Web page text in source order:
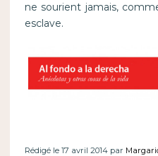
ne sourient jamais,
esclave.
Rédigé le 17 avril 2014 par